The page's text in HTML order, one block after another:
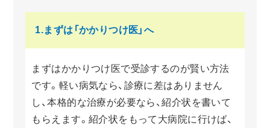
1.まずは「かかりつけ医」へ
まずはかかりつけ医で受診するのが賢い方法
です。軽い病気なら、診療に差はありません
し、本格的な治療が必要なら、紹介状を書いて
もらえます。紹介状をもって大病院に行けば、